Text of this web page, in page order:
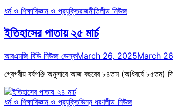
ধর্ম ও শিক্ষাবিজ্ঞান ও প্রযুক্তিরাজনীতিলীড নিউজ
ইতিহাসের পাতায় ২৫ মার্চ
আরএমজি বিডি নিউজ ডেস্কMarch 26, 2025March
গ্রেগরীয় বর্ষপঞ্জি অনুসারে আজ বছরের ৮৪তম (অধিবর্ষে
ধর্ম ও শিক্ষাবিজ্ঞান ও প্রযুক্তিভিন্ন ধরণলীড নিউজ